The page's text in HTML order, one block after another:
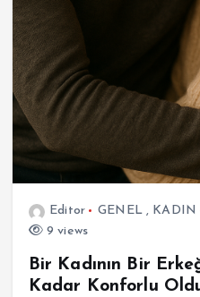
Editor GENEL, KADIN
9 views
Bir Kadının Bir
Kadar Konforlu